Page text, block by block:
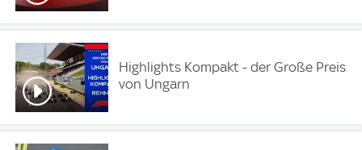
Highlights Kompakt - der Große Preis
von Ungarn